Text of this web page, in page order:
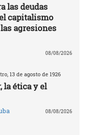
las deudas
capitalismo
agresiones
08/08/2026
13 de agosto de 1926
la ética y el
08/08/2026